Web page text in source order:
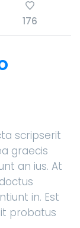
176
scripserit
graecis
an ius. At
in. Est
probatus